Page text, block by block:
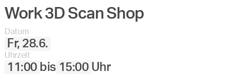
Work 3D Scan Shop
Datum
Fr, 28.6.
Uhrzeit
11:00 bis 15:00 Uhr